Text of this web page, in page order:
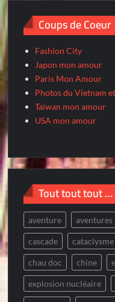
Coups de Coeur
Fashion City
Japon mon amour
Paris Mon Amour
Photos du Vietnam
Taiwan mon amour
USA mon amour
Tout tout tout …
aventure aventures
cascade cataclysme
chau doc chine
explosion nucléaire